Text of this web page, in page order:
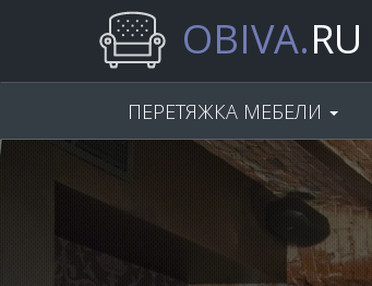
OBIVA.RU
ПЕРЕТЯЖКА МЕБЕЛИ